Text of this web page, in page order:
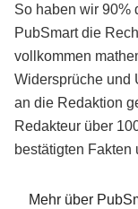
So haben wir 90%
PubSmart die
vollkommen
Widersprüche und
an die Redaktion
Redakteur über
bestätigten Fakten
Mehr über